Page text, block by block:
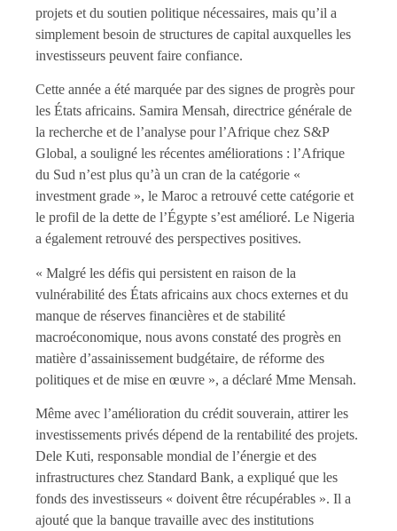
projets et du soutien politique nécessaires, mais qu’il a
simplement besoin de structures de capital auxquelles les
investisseurs peuvent faire confiance.
Cette année a été marquée par des signes de progrès pour
les États africains. Samira Mensah, directrice générale de
la recherche et de l’analyse pour l’Afrique chez S&P
Global, a souligné les récentes améliorations : l’Afrique
du Sud n’est plus qu’à un cran de la catégorie «
investment grade », le Maroc a retrouvé cette catégorie et
le profil de la dette de l’Égypte s’est amélioré. Le Nigeria
a également retrouvé des perspectives positives.
« Malgré les défis qui persistent en raison de la
vulnérabilité des États africains aux chocs externes et du
manque de réserves financières et de stabilité
macroéconomique, nous avons constaté des progrès en
matière d’assainissement budgétaire, de réforme des
politiques et de mise en œuvre », a déclaré Mme Mensah.
Même avec l’amélioration du crédit souverain, attirer les
investissements privés dépend de la rentabilité des projets.
Dele Kuti, responsable mondial de l’énergie et des
infrastructures chez Standard Bank, a expliqué que les
fonds des investisseurs « doivent être récupérables ». Il a
ajouté que la banque travaille avec des institutions